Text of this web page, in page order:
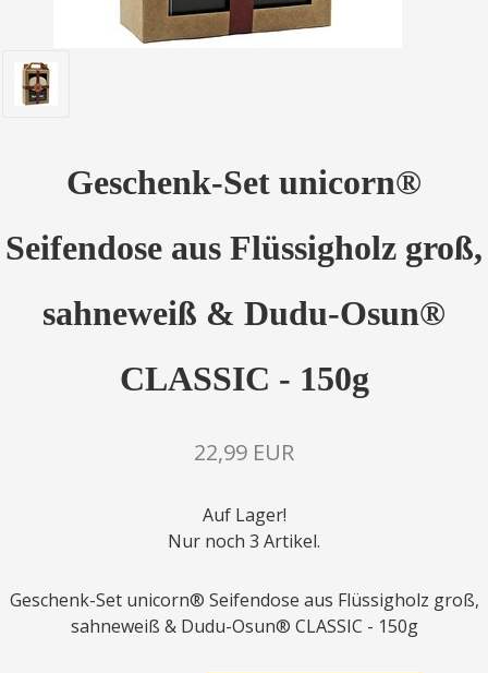
Geschenk-Set unicorn®
Seifendose aus Flüssigholz groß,
sahneweiß & Dudu-Osun®
CLASSIC - 150g
22,99 EUR
Auf Lager!
Nur noch 3 Artikel.
Geschenk-Set unicorn® Seifendose aus Flüssigholz groß,
sahneweiß & Dudu-Osun® CLASSIC - 150g